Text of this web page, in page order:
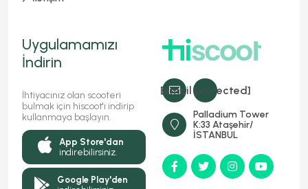
[email protected]
Palladium Tower
K:33 Ataşehir/
İSTANBUL
Uygulamamızı
İndirin
İhtiyacınız olan scooteri
bulmak için hiscoot'ı indirip
kullanmaya başlayın.
App Store'dan
indirebilirsiniz.
Google Play'den